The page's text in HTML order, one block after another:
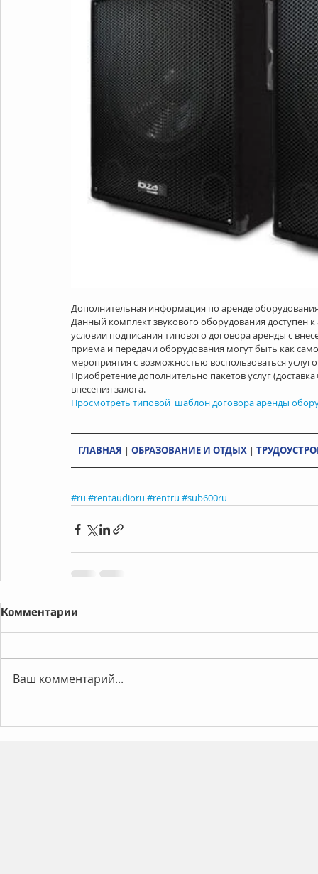
Дополнительная информация по аренде
Данный комплект звукового оборудования доступен
условии подписания типового договора аренды с
приёма и передачи оборудования могут быть как
мероприятия с возможностью воспользоваться
Приобретение дополнительно пакетов услуг
внесения залога.
Просмотреть типовой  шаблон договора аренды
ГЛАВНАЯ | ОБРАЗОВАНИЕ И ОТДЫХ |
#ru #rentaudioru #rentru #sub600ru
Комментарии
Ваш комментарий...